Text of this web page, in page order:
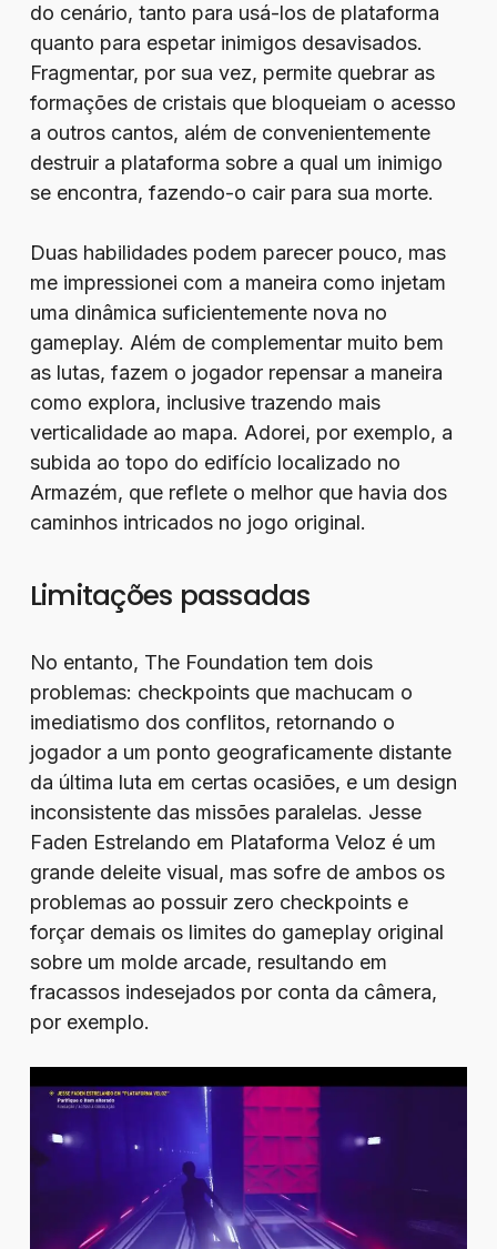
do cenário, tanto para usá-los de plataforma
quanto para espetar inimigos desavisados.
Fragmentar, por sua vez, permite quebrar as
formações de cristais que bloqueiam o acesso
a outros cantos, além de convenientemente
destruir a plataforma sobre a qual um inimigo
se encontra, fazendo-o cair para sua morte.
Duas habilidades podem parecer pouco, mas
me impressionei com a maneira como injetam
uma dinâmica suficientemente nova no
gameplay. Além de complementar muito bem
as lutas, fazem o jogador repensar a maneira
como explora, inclusive trazendo mais
verticalidade ao mapa. Adorei, por exemplo, a
subida ao topo do edifício localizado no
Armazém, que reflete o melhor que havia dos
caminhos intricados no jogo original.
Limitações passadas
No entanto, The Foundation tem dois
problemas: checkpoints que machucam o
imediatismo dos conflitos, retornando o
jogador a um ponto geograficamente distante
da última luta em certas ocasiões, e um design
inconsistente das missões paralelas. Jesse
Faden Estrelando em Plataforma Veloz é um
grande deleite visual, mas sofre de ambos os
problemas ao possuir zero checkpoints e
forçar demais os limites do gameplay original
sobre um molde arcade, resultando em
fracassos indesejados por conta da câmera,
por exemplo.